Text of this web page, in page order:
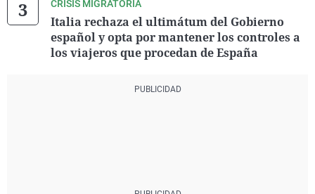
CRISIS MIGRATORIA
Italia rechaza el ultimátum del Gobierno
español y opta por mantener los controles a
los viajeros que procedan de España